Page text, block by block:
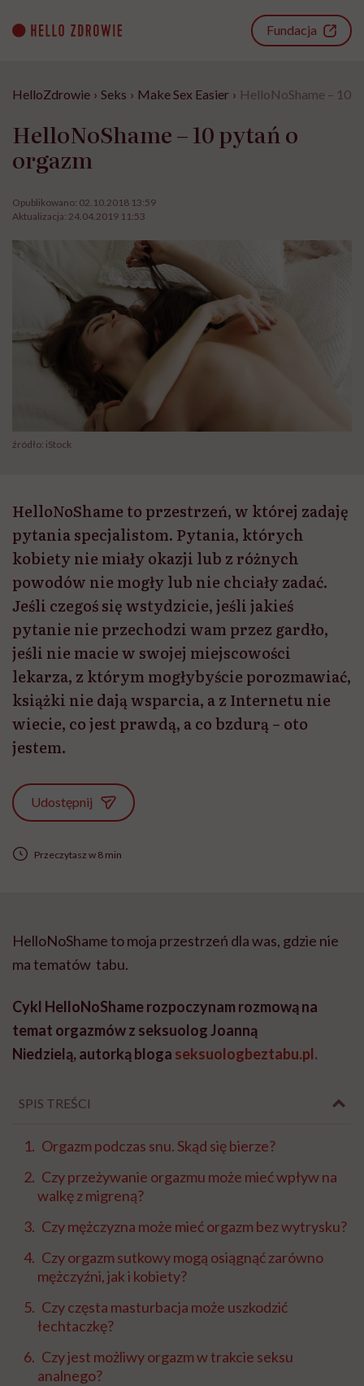
content
Fundacja
HelloZdrowie › Seks › Make Sex Easier › HelloNoShame – 10
HelloNoShame – 10 pytań o
orgazm
Opublikowano: 02.10.2018 13:59
Aktualizacja: 24.04.2019 11:53
źródło: iStock
HelloNoShame to przestrzeń, w której zadaję
pytania specjalistom. Pytania, których
kobiety nie miały okazji lub z różnych
powodów nie mogły lub nie chciały zadać.
Jeśli czegoś się wstydzicie, jeśli jakieś
pytanie nie przechodzi wam przez gardło,
jeśli nie macie w swojej miejscowości
lekarza, z którym mogłybyście porozmawiać,
książki nie dają wsparcia, a z Internetu nie
wiecie, co jest prawdą, a co bzdurą – oto
jestem.
Udostępnij
Przeczytasz w 8 min
HelloNoShame to moja przestrzeń dla was, gdzie nie
ma tematów tabu.
Cykl HelloNoShame rozpoczynam rozmową na
temat orgazmów z seksuolog Joanną
Niedzielą, autorką bloga seksuologbeztabu.pl.
SPIS TREŚCI
Orgazm podczas snu. Skąd się bierze?
Czy przeżywanie orgazmu może mieć wpływ na
walkę z migreną?
Czy mężczyzna może mieć orgazm bez wytrysku?
Czy orgazm sutkowy mogą osiągnąć zarówno
mężczyźni, jak i kobiety?
Czy częsta masturbacja może uszkodzić
łechtaczkę?
Czy jest możliwy orgazm w trakcie seksu
analnego?